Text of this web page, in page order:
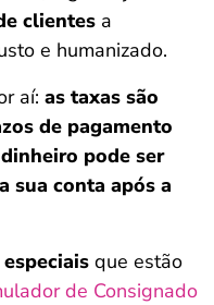
clientes a
e humanizado.
aí: as taxas são
de pagamento
pode ser
sua conta após a
que estão
de Consignado